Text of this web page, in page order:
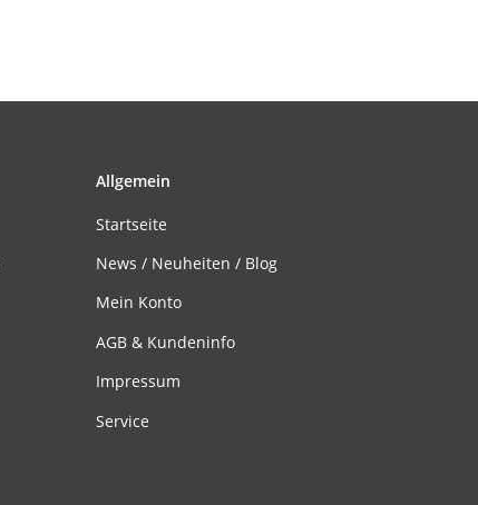
Allgemein
Startseite
News / Neuheiten / Blog
Mein Konto
AGB & Kundeninfo
Impressum
Service